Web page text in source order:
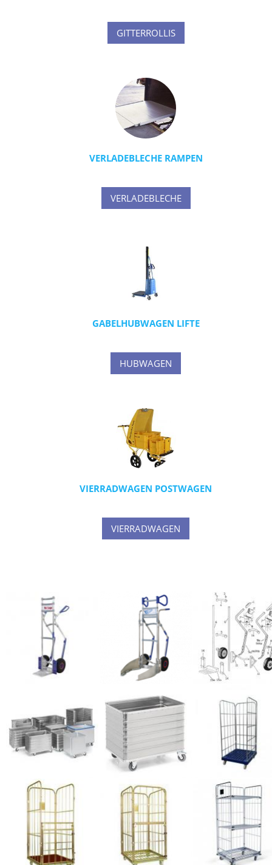
GITTERROLLIS
VERLADEBLECHE RAMPEN
VERLADEBLECHE
GABELHUBWAGEN LIFTE
HUBWAGEN
VIERRADWAGEN POSTWAGEN
VIERRADWAGEN